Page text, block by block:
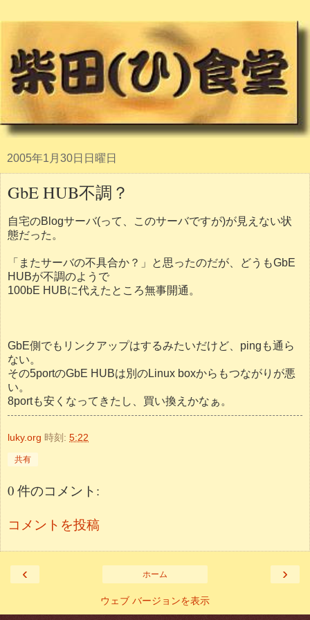
2005年1月30日日曜日
GbE HUB不調？
自宅のBlogサーバ(って、このサーバですが)が見えない状
態だった。
「またサーバの不具合か？」と思ったのだが、どうもGbE
HUBが不調のようで
100bE HUBに代えたところ無事開通。
GbE側でもリンクアップはするみたいだけど、pingも通ら
ない。
その5portのGbE HUBは別のLinux boxからもつながりが悪
い。
8portも安くなってきたし、買い換えかなぁ。
luky.org 時刻: 5:22
共有
0 件のコメント:
コメントを投稿
‹ ›
ホーム
ウェブ バージョンを表示